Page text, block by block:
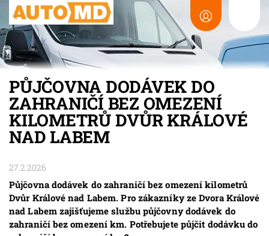
PŮJČOVNA DODÁVEK DO
ZAHRANIČÍ BEZ OMEZENÍ
KILOMETRŮ DVŮR KRÁLOVÉ
NAD LABEM
27.2.2026
Půjčovna dodávek do zahraničí bez omezení kilometrů
Dvůr Králové nad Labem. Pro zákazníky ze Dvora Králové
nad Labem zajišťujeme službu půjčovny dodávek do
zahraničí bez omezení km. Potřebujete půjčit dodávku do